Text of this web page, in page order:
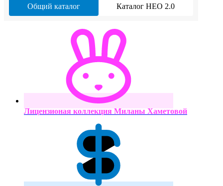
Общий каталог Каталог НЕО 2.0
Лицензионая коллекция Миланы Хаметовой